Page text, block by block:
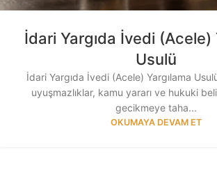
İdari Yargıda İvedi (Acele)
Usulü
İdari Yargıda İvedi (Acele) Yargılama
uyuşmazlıklar, kamu yararı ve hukuki
gecikmeye taha...
OKUMAYA DEVAM ET